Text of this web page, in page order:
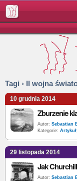
Tagi › II wojna
10 grudnia 2014
Autor: Sebastian
Kategorie:
29 listopada 2014
Autor: Sebastian